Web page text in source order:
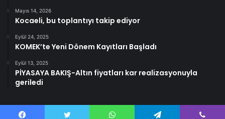
Mayıs 14, 2026
Kocaeli, bu toplantıyı takip ediyor
Eylül 24, 2025
KOMEK’te Yeni Dönem Kayıtları Başladı
Eylül 13, 2025
PİYASAYA BAKIŞ-Altın fiyatları kar realizasyonuyla
geriledi